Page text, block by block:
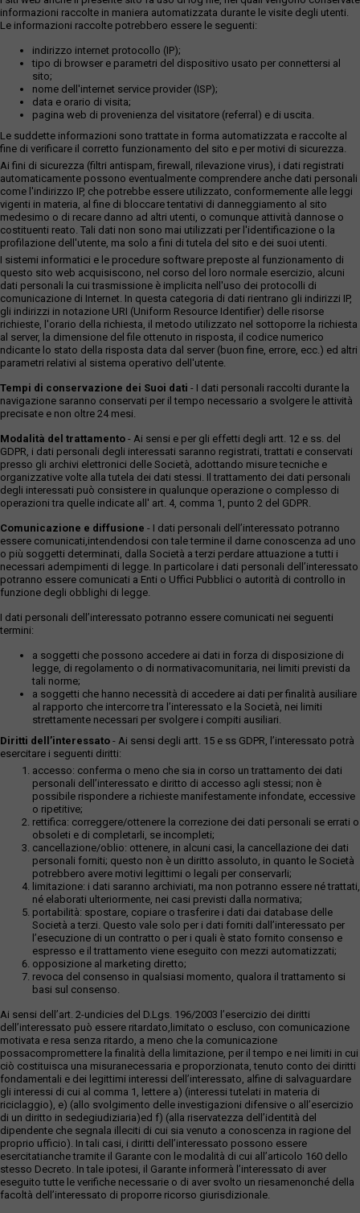
informazioni raccolte in maniera automatizzata durante le visite degli utenti.
Le informazioni raccolte potrebbero essere le seguenti:
indirizzo internet protocollo (IP);
tipo di browser e parametri del dispositivo usato per connettersi al
sito;
nome dell'internet service provider (ISP);
data e orario di visita;
pagina web di provenienza del visitatore (referral) e di uscita.
Le suddette informazioni sono trattate in forma automatizzata e raccolte al
fine di verificare il corretto funzionamento del sito e per motivi di sicurezza.
Ai fini di sicurezza (filtri antispam, firewall, rilevazione virus), i dati registrati
automaticamente possono eventualmente comprendere anche dati personali
come l'indirizzo IP, che potrebbe essere utilizzato, conformemente alle leggi
vigenti in materia, al fine di bloccare tentativi di danneggiamento al sito
medesimo o di recare danno ad altri utenti, o comunque attività dannose o
costituenti reato. Tali dati non sono mai utilizzati per l'identificazione o la
profilazione dell'utente, ma solo a fini di tutela del sito e dei suoi utenti.
I sistemi informatici e le procedure software preposte al funzionamento di
questo sito web acquisiscono, nel corso del loro normale esercizio, alcuni
dati personali la cui trasmissione è implicita nell'uso dei protocolli di
comunicazione di Internet. In questa categoria di dati rientrano gli indirizzi IP,
gli indirizzi in notazione URI (Uniform Resource Identifier) delle risorse
richieste, l'orario della richiesta, il metodo utilizzato nel sottoporre la richiesta
al server, la dimensione del file ottenuto in risposta, il codice numerico
ndicante lo stato della risposta data dal server (buon fine, errore, ecc.) ed altri
parametri relativi al sistema operativo dell'utente.
Tempi di conservazione dei Suoi dati - I dati personali raccolti durante la
navigazione saranno conservati per il tempo necessario a svolgere le attività
precisate e non oltre 24 mesi.
Modalità del trattamento - Ai sensi e per gli effetti degli artt. 12 e ss. del
GDPR, i dati personali degli interessati saranno registrati, trattati e conservati
presso gli archivi elettronici delle Società, adottando misure tecniche e
organizzative volte alla tutela dei dati stessi. Il trattamento dei dati personali
degli interessati può consistere in qualunque operazione o complesso di
operazioni tra quelle indicate all' art. 4, comma 1, punto 2 del GDPR.
Comunicazione e diffusione - I dati personali dell’interessato potranno
essere comunicati,intendendosi con tale termine il darne conoscenza ad uno
o più soggetti determinati, dalla Società a terzi perdare attuazione a tutti i
necessari adempimenti di legge. In particolare i dati personali dell’interessato
potranno essere comunicati a Enti o Uffici Pubblici o autorità di controllo in
funzione degli obblighi di legge.
I dati personali dell’interessato potranno essere comunicati nei seguenti
termini:
a soggetti che possono accedere ai dati in forza di disposizione di
legge, di regolamento o di normativacomunitaria, nei limiti previsti da
tali norme;
a soggetti che hanno necessità di accedere ai dati per finalità ausiliare
al rapporto che intercorre tra l’interessato e la Società, nei limiti
strettamente necessari per svolgere i compiti ausiliari.
Diritti dell’interessato - Ai sensi degli artt. 15 e ss GDPR, l’interessato potrà
esercitare i seguenti diritti:
accesso: conferma o meno che sia in corso un trattamento dei dati
personali dell’interessato e diritto di accesso agli stessi; non è
possibile rispondere a richieste manifestamente infondate, eccessive
o ripetitive;
rettifica: correggere/ottenere la correzione dei dati personali se errati o
obsoleti e di completarli, se incompleti;
cancellazione/oblio: ottenere, in alcuni casi, la cancellazione dei dati
personali forniti; questo non è un diritto assoluto, in quanto le Società
potrebbero avere motivi legittimi o legali per conservarli;
limitazione: i dati saranno archiviati, ma non potranno essere né trattati,
né elaborati ulteriormente, nei casi previsti dalla normativa;
portabilità: spostare, copiare o trasferire i dati dai database delle
Società a terzi. Questo vale solo per i dati forniti dall’interessato per
l’esecuzione di un contratto o per i quali è stato fornito consenso e
espresso e il trattamento viene eseguito con mezzi automatizzati;
opposizione al marketing diretto;
revoca del consenso in qualsiasi momento, qualora il trattamento si
basi sul consenso.
Ai sensi dell’art. 2-undicies del D.Lgs. 196/2003 l’esercizio dei diritti
dell’interessato può essere ritardato,limitato o escluso, con comunicazione
motivata e resa senza ritardo, a meno che la comunicazione
possacompromettere la finalità della limitazione, per il tempo e nei limiti in cui
ciò costituisca una misuranecessaria e proporzionata, tenuto conto dei diritti
fondamentali e dei legittimi interessi dell’interessato, alfine di salvaguardare
gli interessi di cui al comma 1, lettere a) (interessi tutelati in materia di
riciclaggio), e) (allo svolgimento delle investigazioni difensive o all’esercizio
di un diritto in sedegiudiziaria)ed f) (alla riservatezza dell’identità del
dipendente che segnala illeciti di cui sia venuto a conoscenza in ragione del
proprio ufficio). In tali casi, i diritti dell’interessato possono essere
esercitatianche tramite il Garante con le modalità di cui all’articolo 160 dello
stesso Decreto. In tale ipotesi, il Garante informerà l’interessato di aver
eseguito tutte le verifiche necessarie o di aver svolto un riesamenonché della
facoltà dell’interessato di proporre ricorso giurisdizionale.